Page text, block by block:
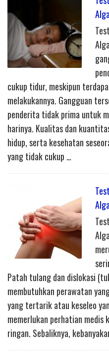
cukup tidur, meskipun
melakukannya. Gangguan
penderita tidak prima untuk
harinya. Kualitas dan
hidup, serta kesehatan
yang tidak cukup …
Patah tulang dan dislokasi
membutuhkan perawatan
yang tertarik atau keseleo
memerlukan perhatian medis
ringan. Sebaliknya,